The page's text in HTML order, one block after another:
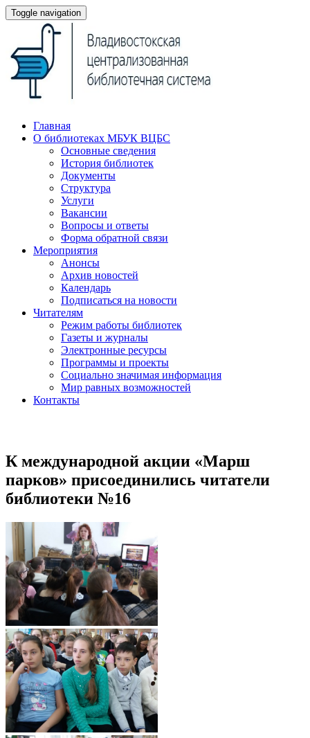
Toggle navigation
Главная
О библиотеках МБУК ВЦБС
Основные сведения
История библиотек
Документы
Структура
Услуги
Вакансии
Вопросы и ответы
Форма обратной связи
Мероприятия
Анонсы
Архив новостей
Календарь
Подписаться на новости
Читателям
Режим работы библиотек
Газеты и журналы
Электронные ресурсы
Программы и проекты
Социально значимая информация
Мир равных возможностей
Контакты
К международной акции «Марш
парков» присоединились читатели
библиотеки №16